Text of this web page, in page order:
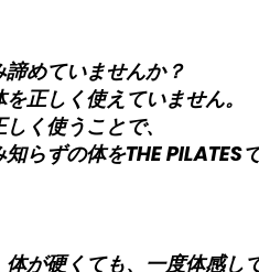
めていませんか？
正しく使えていません。
く使うことで、
らずの体をTHE PILATES
が硬くても、一度体感し